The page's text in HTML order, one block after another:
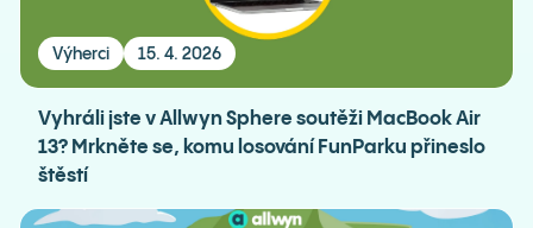
Výherci 15. 4. 2026
Vyhráli jste v Allwyn Sphere soutěži MacBook Air
13? Mrkněte se, komu losování FunParku přineslo
štěstí